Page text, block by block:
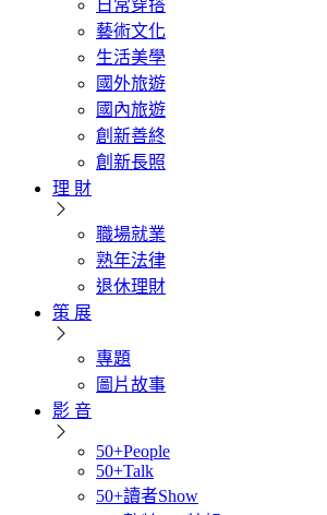
日常穿搭
藝術文化
生活美學
國外旅遊
國內旅遊
創新善終
創新長照
理 財
職場就業
熟年法律
退休理財
策 展
專題
圖片故事
影 音
50+People
50+Talk
50+讀者Show